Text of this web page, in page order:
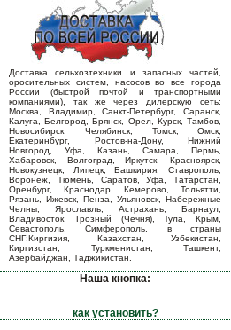
Доставка сельхозтехники и запасных частей,
оросительных систем, насосов во все города
России (быстрой почтой и транспортными
компаниями), так же через дилерскую сеть:
Москва, Владимир, Санкт-Петербург, Саранск,
Калуга, Белгород, Брянск, Орел, Курск, Тамбов,
Новосибирск, Челябинск, Томск, Омск,
Екатеринбург, Ростов-на-Дону, Нижний
Новгород, Уфа, Казань, Самара, Пермь,
Хабаровск, Волгоград, Иркутск, Красноярск,
Новокузнецк, Липецк, Башкирия, Ставрополь,
Воронеж, Тюмень, Саратов, Уфа, Татарстан,
Оренбург, Краснодар, Кемерово, Тольятти,
Рязань, Ижевск, Пенза, Ульяновск, Набережные
Челны, Ярославль, Астрахань, Барнаул,
Владивосток, Грозный (Чечня), Тула, Крым,
Севастополь, Симферополь, в страны
СНГ:Киргизия, Казахстан, Узбекистан,
Киргизстан, Туркменистан, Ташкент,
Азербайджан, Таджикистан.
Наша кнопка:
как установить?